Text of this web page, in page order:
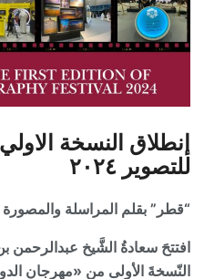
إنطلاق النسخة
للتصوير ٢٠٢٤
“قطر” بقلم المراسلة والمصورة
افتتحَ سعادةُ الشَّيخ عبدالرحمن
النّسخةَ الأولى من «مهرجان